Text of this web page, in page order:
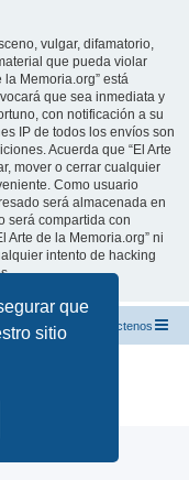
que
sitio
vulgar, difamatorio,
que pueda violar
Memoria.org” está
que sea inmediata y
con notificación a su
IP de todos los envíos son
Acuerda que “El Arte
mover o cerrar cualquier
Como usuario
será almacenada en
será compartida con
Arte de la Memoria.org” ni
intento de hacking
Contáctenos